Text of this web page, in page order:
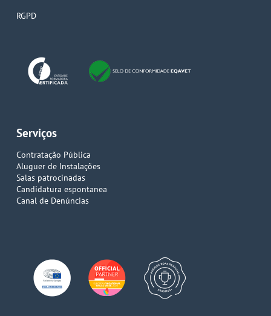
RGPD
Serviços
Contratação Pública
Aluguer de Instalações
Salas patrocinadas
Candidatura espontanea
Canal de Denúncias